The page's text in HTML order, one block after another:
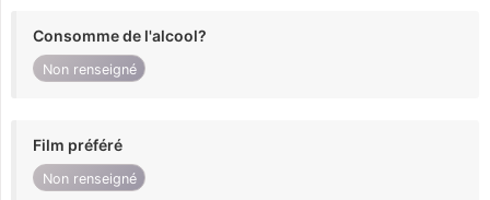
Consomme de l'alcool?
Non renseigné
Film préféré
Non renseigné